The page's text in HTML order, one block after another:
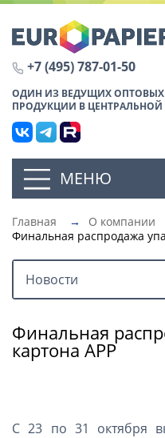
+7 (495) 787-01-50
ОДИН ИЗ ВЕДУЩИХ
ПРОДУКЦИИ В
МЕНЮ
Главная → О компании
Финальная распродажа
Новости
Финальная
картона APP
С 23 по 31 октября